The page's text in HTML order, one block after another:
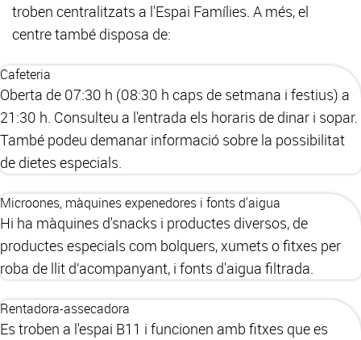
troben centralitzats a l'Espai Famílies. A més, el
centre també disposa de:
Cafeteria
Oberta de 07:30 h (08:30 h caps de setmana i festius) a
21:30 h. Consulteu a l'entrada els horaris de dinar i sopar.
També podeu demanar informació sobre la possibilitat
de dietes especials.
Microones, màquines expenedores i fonts d'aigua
Hi ha màquines d'snacks i productes diversos, de
productes especials com bolquers, xumets o fitxes per
roba de llit d’acompanyant, i fonts d'aigua filtrada.
Rentadora-assecadora
Es troben a l'espai B11 i funcionen amb fitxes que es